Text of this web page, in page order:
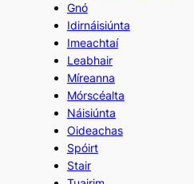
Gnó
Idirnáisiúnta
Imeachtaí
Leabhair
Míreanna
Mórscéalta
Náisiúnta
Oideachas
Spóirt
Stair